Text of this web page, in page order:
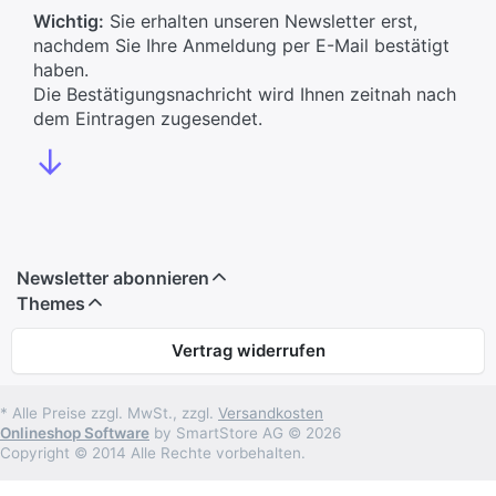
Wichtig: Sie erhalten unseren Newsletter erst,
nachdem Sie Ihre Anmeldung per E-Mail bestätigt
haben.
Die Bestätigungsnachricht wird Ihnen zeitnah nach
dem Eintragen zugesendet.
↓
Newsletter abonnieren
Themes
Vertrag widerrufen
* Alle Preise zzgl. MwSt., zzgl. Versandkosten
Onlineshop Software by SmartStore AG © 2026
Copyright © 2014 Alle Rechte vorbehalten.